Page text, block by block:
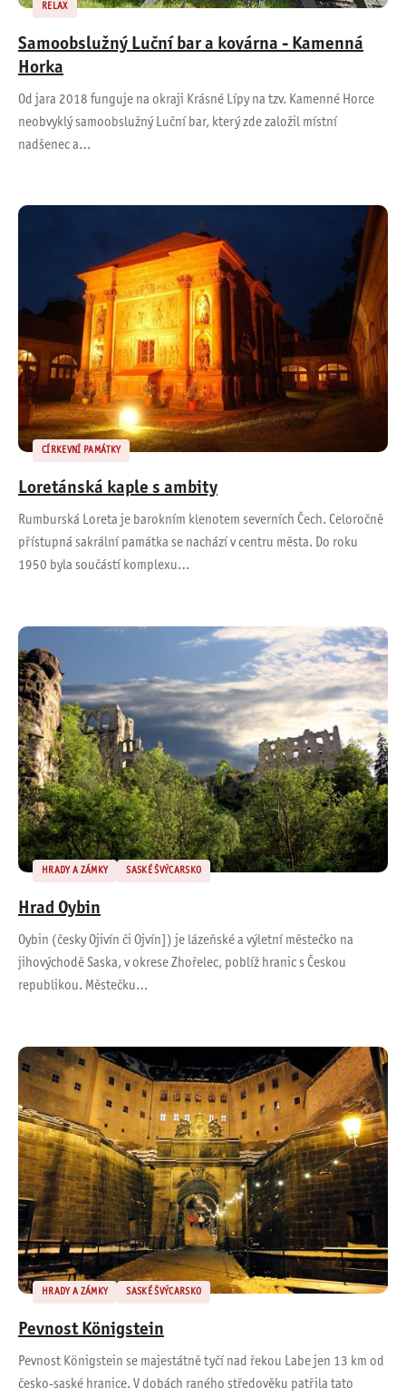
RELAX
Samoobslužný Luční bar a kovárna - Kamenná
Horka
Od jara 2018 funguje na okraji Krásné Lípy na tzv. Kamenné Horce
neobvyklý samoobslužný Luční bar, který zde založil místní
nadšenec a…
CÍRKEVNÍ PAMÁTKY
Loretánská kaple s ambity
Rumburská Loreta je barokním klenotem severních Čech. Celoročně
přístupná sakrální památka se nachází v centru města. Do roku
1950 byla součástí komplexu…
HRADY A ZÁMKY SASKÉ ŠVÝCARSKO
Hrad Oybin
Oybin (česky Ojivín či Ojvín]) je lázeňské a výletní městečko na
jihovýchodě Saska, v okrese Zhořelec, poblíž hranic s Českou
republikou. Městečku…
HRADY A ZÁMKY SASKÉ ŠVÝCARSKO
Pevnost Königstein
Pevnost Königstein se majestátně tyčí nad řekou Labe jen 13 km od
česko-saské hranice. V dobách raného středověku patřila tato